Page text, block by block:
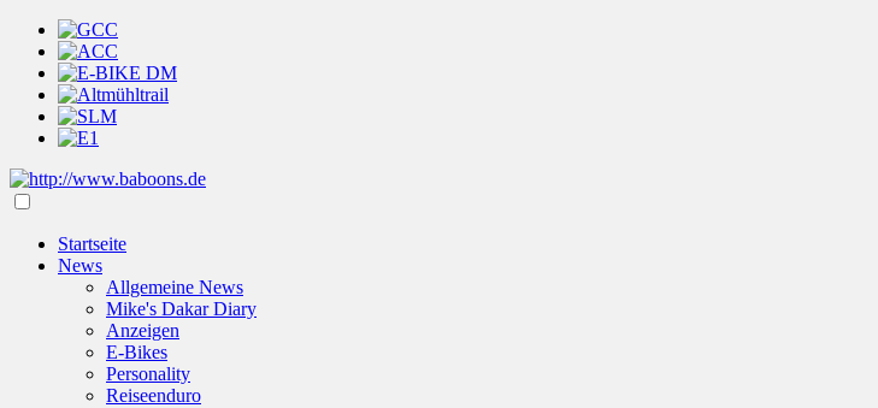
Startseite
News
Allgemeine News
Mike's Dakar Diary
Anzeigen
E-Bikes
Personality
Reiseenduro